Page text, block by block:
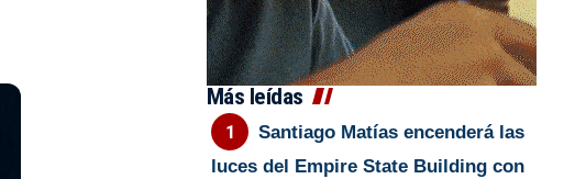
Más leídas
Santiago Matías encenderá las
luces del Empire State Building con